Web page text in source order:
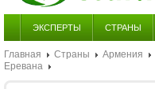
ЭКСПЕРТЫ СТРАНЫ
Главная Страны Армения
Еревана